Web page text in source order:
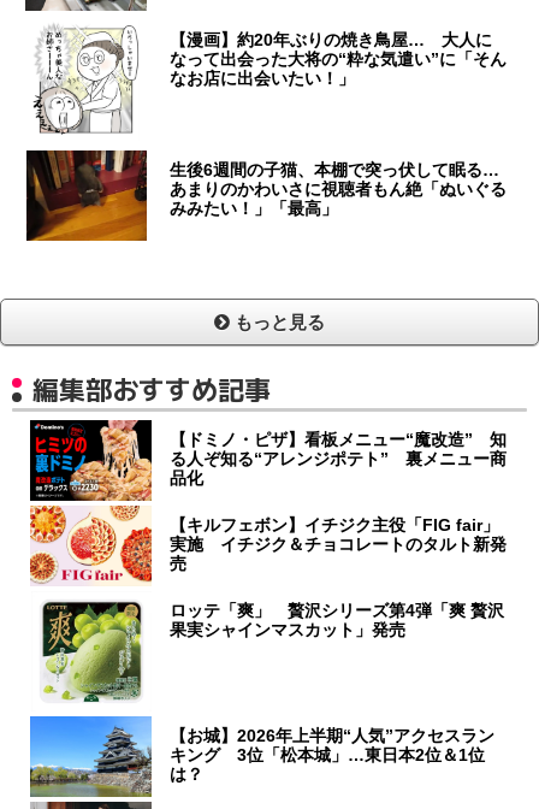
【漫画】約20年ぶりの焼き鳥屋… 大人に
なって出会った大将の“粋な気遣い”に「そん
なお店に出会いたい！」
生後6週間の子猫、本棚で突っ伏して眠る…
あまりのかわいさに視聴者もん絶「ぬいぐる
みみたい！」「最高」
もっと見る
編集部おすすめ記事
【ドミノ・ピザ】看板メニュー“魔改造” 知
る人ぞ知る“アレンジポテト” 裏メニュー商
品化
【キルフェボン】イチジク主役「FIG fair」
実施 イチジク＆チョコレートのタルト新発
売
ロッテ「爽」 贅沢シリーズ第4弾「爽 贅沢
果実シャインマスカット」発売
【お城】2026年上半期“人気”アクセスラン
キング 3位「松本城」…東日本2位＆1位
は？